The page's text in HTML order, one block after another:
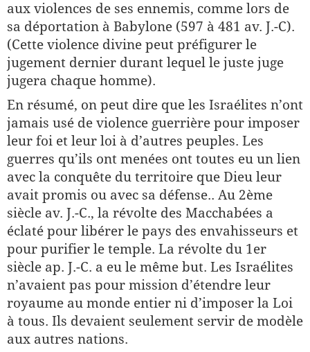
aux violences de ses ennemis, comme lors de
sa déportation à Babylone (597 à 481 av. J.-C).
(Cette violence divine peut préfigurer le
jugement dernier durant lequel le juste juge
jugera chaque homme).
En résumé, on peut dire que les Israélites n’ont
jamais usé de violence guerrière pour imposer
leur foi et leur loi à d’autres peuples. Les
guerres qu’ils ont menées ont toutes eu un lien
avec la conquête du territoire que Dieu leur
avait promis ou avec sa défense.. Au 2ème
siècle av. J.-C., la révolte des Macchabées a
éclaté pour libérer le pays des envahisseurs et
pour purifier le temple. La révolte du 1er
siècle ap. J.-C. a eu le même but. Les Israélites
n’avaient pas pour mission d’étendre leur
royaume au monde entier ni d’imposer la Loi
à tous. Ils devaient seulement servir de modèle
aux autres nations.